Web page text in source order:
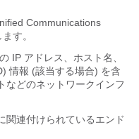
Communications
す。
IP アドレス、ホスト名、
情報 (該当する場合) を含
などのネットワークインフ
関連付けられているエンド